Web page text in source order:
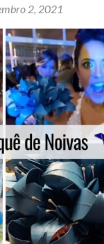
2, 2021